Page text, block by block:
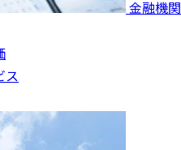
金融機関
ス